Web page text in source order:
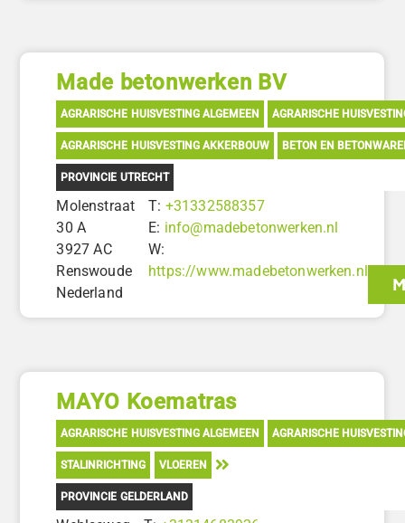
Made betonwerken BV
AGRARISCHE HUISVESTING ALGEMEEN AGRARISCHE
AGRARISCHE HUISVESTING AKKERBOUW BETON EN
PROVINCIE UTRECHT
Molenstraat
30 A
3927 AC
Renswoude
Nederland
T: +31332588357
E: info@madebetonwerken.nl
W:
https://www.madebetonwerken.nl
MAYO Koematras
AGRARISCHE HUISVESTING ALGEMEEN AGRARISCHE
STALINRICHTING VLOEREN
PROVINCIE GELDERLAND